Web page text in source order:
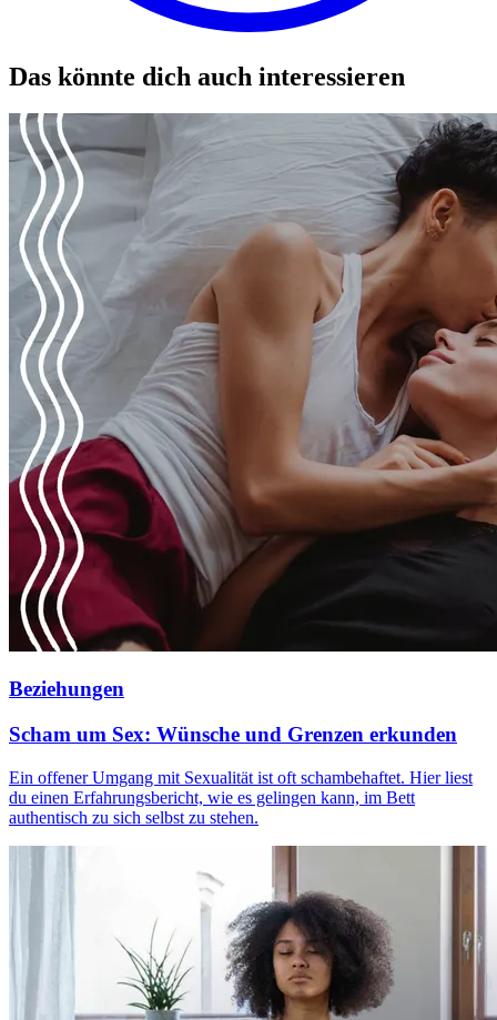
Das könnte dich auch interessieren
Beziehungen
Scham um Sex: Wünsche und Grenzen erkunden
Ein offener Umgang mit Sexualität ist oft schambehaftet. Hier liest
du einen Erfahrungsbericht, wie es gelingen kann, im Bett
authentisch zu sich selbst zu stehen.